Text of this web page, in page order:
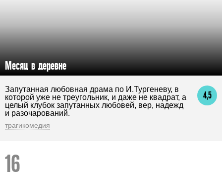
Месяц в деревне
4,5
Запутанная любовная драма по И.Тургеневу, в
которой уже не треугольник, и даже не квадрат, а
целый клубок запутанных любовей, вер, надежд
и разочарований.
трагикомедия